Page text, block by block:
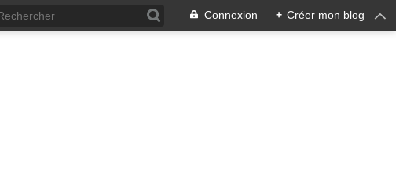
Connexion + Créer mon blog